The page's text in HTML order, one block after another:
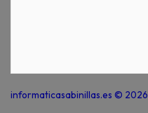
informaticasabinillas.es © 2026